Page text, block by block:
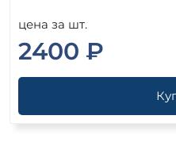
цена за шт.
2400 ₽